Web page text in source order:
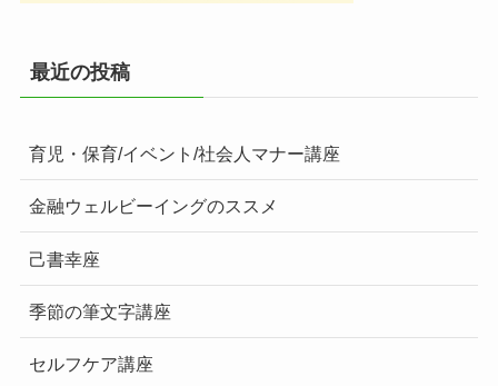
最近の投稿
育児・保育/イベント/社会人マナー講座
金融ウェルビーイングのススメ
己書幸座
季節の筆文字講座
セルフケア講座